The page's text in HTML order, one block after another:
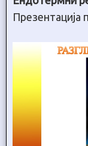
Презентација